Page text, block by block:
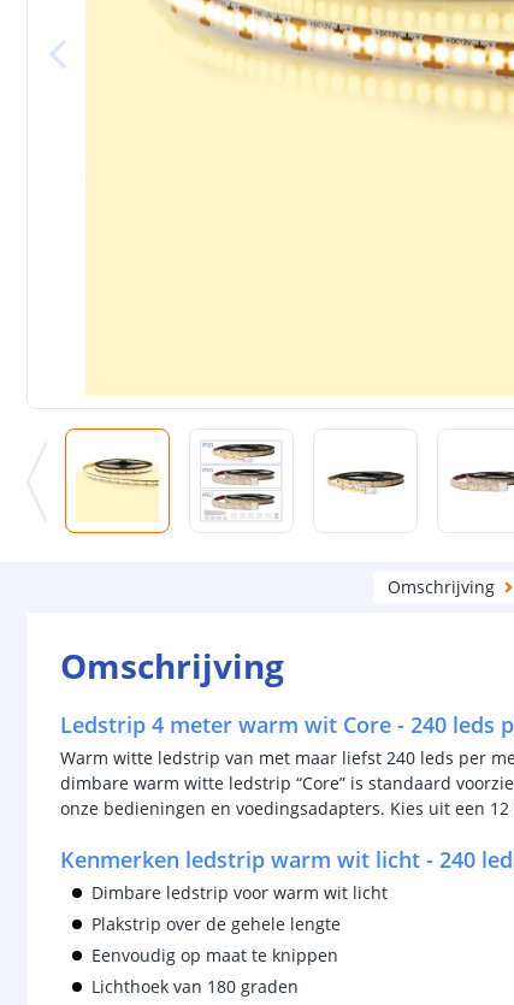
Omschrijving
Omschrijving
Ledstrip 4 meter warm wit Core - 240 leds
Warm witte ledstrip van met maar liefst 240 leds per
dimbare warm witte ledstrip “Core” is standaard
onze bedieningen en voedingsadapters. Kies uit een
Kenmerken ledstrip warm wit licht - 240
Dimbare ledstrip voor warm wit licht
Plakstrip over de gehele lengte
Eenvoudig op maat te knippen
Lichthoek van 180 graden